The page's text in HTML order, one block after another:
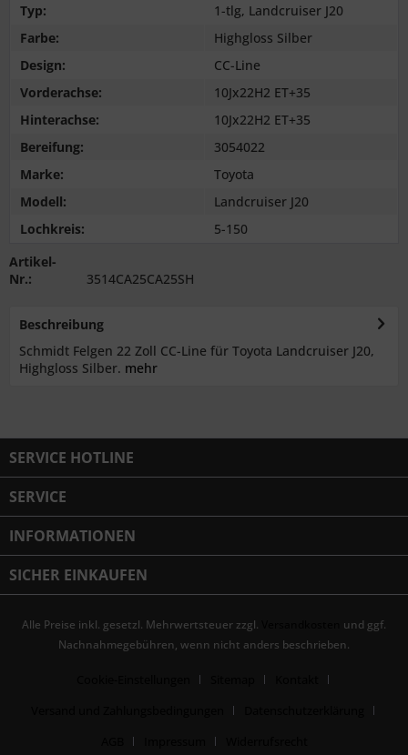
Typ:
1-tlg, Landcruiser J20
Farbe:
Highgloss Silber
Design:
CC-Line
Vorderachse:
10Jx22H2 ET+35
Hinterachse:
10Jx22H2 ET+35
Bereifung:
3054022
Marke:
Toyota
Modell:
Landcruiser J20
Lochkreis:
5-150
Artikel-
Nr.:
3514CA25CA25SH
Beschreibung
Schmidt Felgen 22 Zoll CC-Line für Toyota Landcruiser J20,
Highgloss Silber. mehr
SERVICE HOTLINE
SERVICE
INFORMATIONEN
SICHER EINKAUFEN
Alle Preise inkl. gesetzl. Mehrwertsteuer zzgl.
und ggf.
Nachnahmegebühren, wenn nicht anders beschrieben.